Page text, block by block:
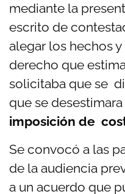
mediante la
escrito de
alegar los hechos
derecho que
solicitaba que se
que se
imposición de
Se convocó a las
de la audiencia
a un acuerdo que